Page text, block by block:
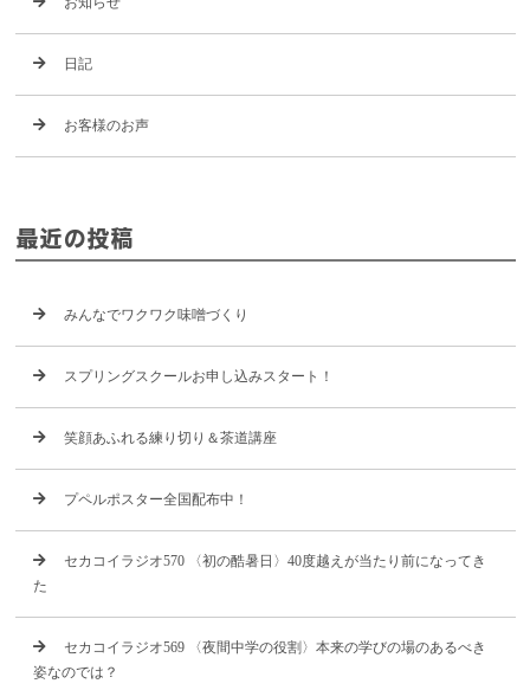
日記
お客様のお声
最近の投稿
みんなでワクワク味噌づくり
スプリングスクールお申し込みスタート！
笑顔あふれる練り切り＆茶道講座
プペルポスター全国配布中！
セカコイラジオ570 〈初の酷暑日〉40度越えが当たり前になってき
た
セカコイラジオ569 〈夜間中学の役割〉本来の学びの場のあるべき
姿なのでは？